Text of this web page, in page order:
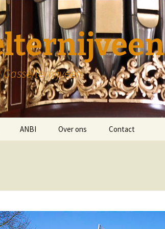
ANBI Over ons Contact